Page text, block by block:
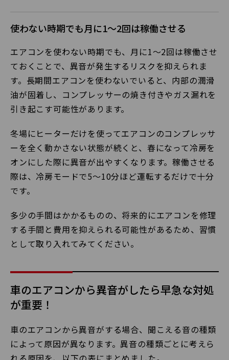
使わない時期でも月に1～2回は稼働させる
エアコンを使わない時期でも、月に1〜2回は稼働させ
ておくことで、異音が発生するリスクを抑えられま
す。長期間エアコンを使わないでいると、内部の潤滑
油が固着し、コンプレッサーの焼き付きやガス漏れを
引き起こす可能性があります。
冬場にヒーターだけを使ってエアコンのコンプレッサ
ーを全く動かさない状態が続くと、春になって冷房を
オンにした際に異音が出やすくなります。稼働させる
際は、冷房モードで5〜10分ほど運転するだけで十分
です。
多少の手間はかかるものの、将来的にエアコンを修理
する手間と費用を抑えられる可能性があるため、習慣
として取り入れてみてください。
車のエアコンから異音がしたら早急な対処
が重要！
車のエアコンから異音がする場合、聞こえる音の種類
によって原因が異なります。異音の種類ごとに考えら